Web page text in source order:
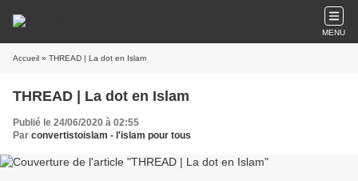
MENU
Accueil » THREAD | La dot en Islam
THREAD | La dot en Islam
Publié le 24/06/2020 à 02:55
Par convertistoislam - l'islam pour tous